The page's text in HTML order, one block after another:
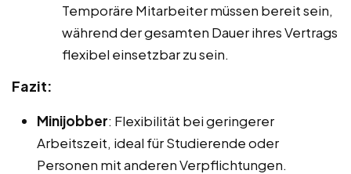
Temporäre Mitarbeiter müssen bereit sein,
während der gesamten Dauer ihres Vertrags
flexibel einsetzbar zu sein.
Fazit:
Minijobber: Flexibilität bei geringerer
Arbeitszeit, ideal für Studierende oder
Personen mit anderen Verpflichtungen.